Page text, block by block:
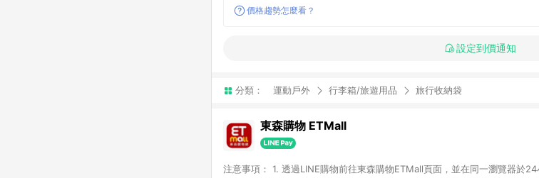
價格趨勢怎麼看？
設定到價通知
分類： 運動戶外 行李箱/旅遊用品 旅行收納袋
東森購物 ETMall
注意事項： 1. 透過LINE購物前往東森購物ETMall頁面，並在同一瀏覽器於24